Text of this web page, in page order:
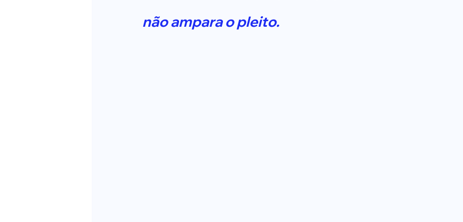
não ampara o pleito.